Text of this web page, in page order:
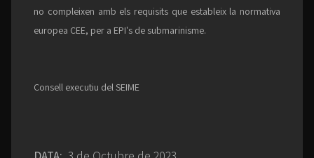
no compleixen amb els requisits que estableix la normativa
europea CEE, per a EPI's de submarinisme.
Consell executiu del SEIME